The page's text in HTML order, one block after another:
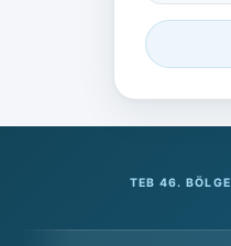
TEB 46. BÖLGE